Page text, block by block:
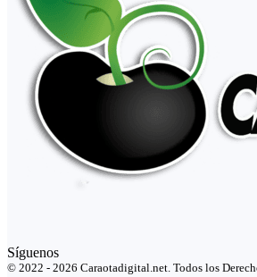
Síguenos
© 2022 - 2026 Caraotadigital.net. Todos los